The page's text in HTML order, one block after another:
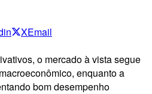
XEmail
o mercado à vista segue
enquanto a
bom desempenho